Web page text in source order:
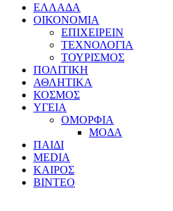
ΕΛΛΑΔΑ
ΟΙΚΟΝΟΜΙΑ
ΕΠΙΧΕΙΡΕΙΝ
ΤΕΧΝΟΛΟΓΙΑ
ΤΟΥΡΙΣΜΟΣ
ΠΟΛΙΤΙΚΗ
ΑΘΛΗΤΙΚΑ
ΚΟΣΜΟΣ
ΥΓΕΙΑ
ΟΜΟΡΦΙΑ
ΜΟΔΑ
ΠΑΙΔΙ
MEDIA
ΚΑΙΡΟΣ
ΒΙΝΤΕΟ